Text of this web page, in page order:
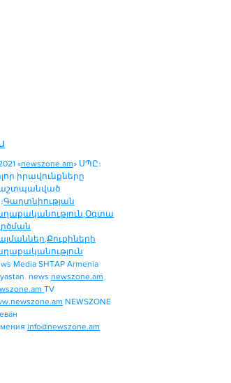
«newszone.am» ՍՊԸ։
իրավունքները
Գաղտնիության
,Օգտա
,Քուքիների
Media SHTAP Armenia
news newszone.am
TV
NEWSZONE
info@newszone.am